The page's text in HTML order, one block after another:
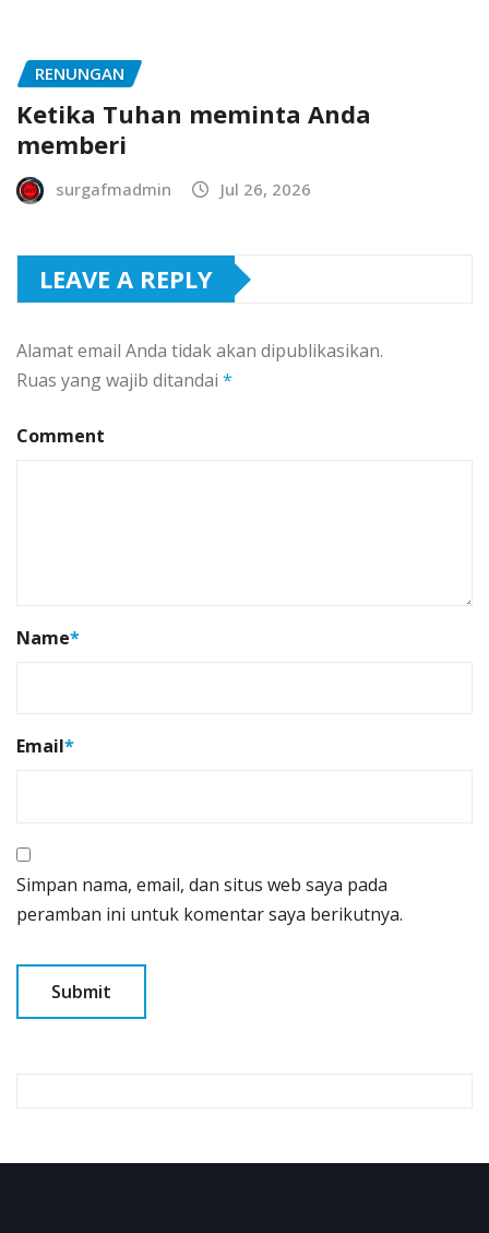
RENUNGAN
Ketika Tuhan meminta Anda
memberi
surgafmadmin Jul 26, 2026
LEAVE A REPLY
Alamat email Anda tidak akan dipublikasikan.
Ruas yang wajib ditandai *
Comment
Name*
Email*
Simpan nama, email, dan situs web saya pada
peramban ini untuk komentar saya berikutnya.